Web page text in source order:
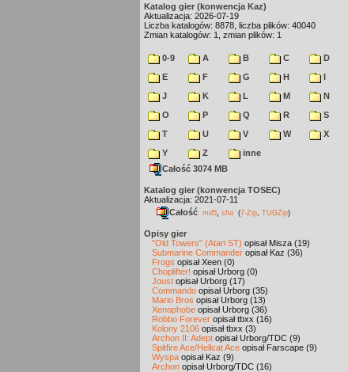
Katalog gier (konwencja Kaz)
Aktualizacja: 2026-07-19
Liczba katalogów: 8878, liczba plików: 40040
Zmian katalogów: 1, zmian plików: 1
0-9 A B C
D
E
F G H
I
J
K L M
N
O
P Q R
S
T
U V W
X
Y
Z
inne
Całość 3074 MB
Katalog gier (konwencja TOSEC)
Aktualizacja: 2021-07-11
Całość md5 sha (7-Zip TUGZip)
Opisy gier
"Old Towers" (Atari ST) opisał Misza (19)
Submarine Commander opisał Kaz (36)
Frogs opisał Xeen (0)
Choplifter! opisał Urborg (0)
Joust opisał Urborg (17)
Commando opisał Urborg (35)
Mario Bros opisał Urborg (13)
Xenophobe opisał Urborg (36)
Robbo Forever opisał tbxx (16)
Kolony 2106 opisał tbxx (3)
Archon II: Adept opisał Urborg/TDC (9)
Spitfire Ace/Hellcat Ace opisał Farscape (9)
Wyspa opisał Kaz (9)
Archon opisał Urborg/TDC (16)